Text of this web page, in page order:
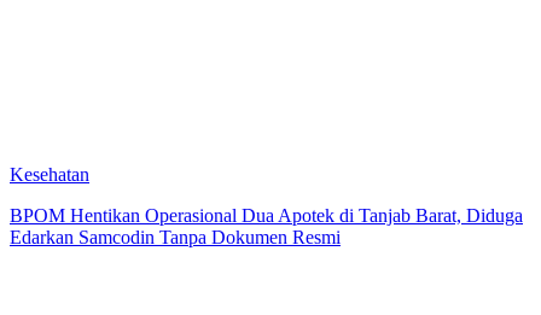
Kesehatan
BPOM Hentikan Operasional Dua Apotek di Tanjab Barat, Diduga
Edarkan Samcodin Tanpa Dokumen Resmi